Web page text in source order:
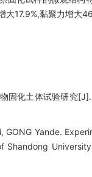
17.9%,黏聚力增大
固化土体试验研究
GONG Yande.